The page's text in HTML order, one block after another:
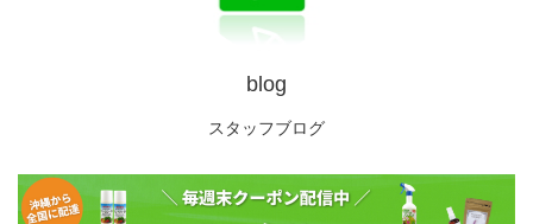
blog
スタッフブログ